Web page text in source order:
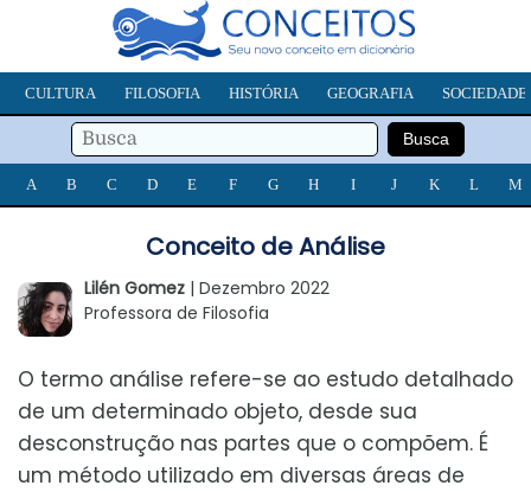
CULTURA FILOSOFIA HISTÓRIA GEOGRAFIA SOCIEDADE
A B C D E F G H I J K L M
Conceito de Análise
Lilén Gomez | Dezembro 2022
Professora de Filosofia
O termo análise refere-se ao estudo detalhado
de um determinado objeto, desde sua
desconstrução nas partes que o compõem. É
um método utilizado em diversas áreas de